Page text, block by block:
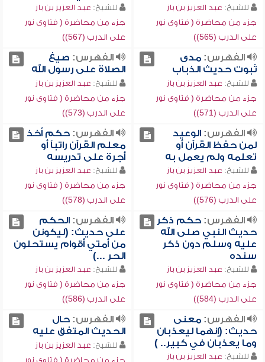
للشيخ: عبد العزيز بن باز
جزء من محاضرة ( فتاوى نور
على الدرب (565))
للشيخ: عبد العزيز بن باز
جزء من محاضرة ( فتاوى نور
على الدرب (567))
الفهرس:مدى
ثبوت حديث الذباب
للشيخ: عبد العزيز بن باز
جزء من محاضرة ( فتاوى نور
على الدرب (571))
الفهرس: صيغ
الصلاة على رسول الله
للشيخ: عبد العزيز بن باز
جزء من محاضرة ( فتاوى نور
على الدرب (573))
الفهرس:الوعيد
لمن حفظ القرآن أو
تعلمه ولم يعمل به
للشيخ: عبد العزيز بن باز
جزء من محاضرة ( فتاوى نور
على الدرب (576))
الفهرس:حكم أخذ
معلم القرآن راتباً أو
أجرة على تدريسه
للشيخ: عبد العزيز بن باز
جزء من محاضرة ( فتاوى نور
على الدرب (578))
الفهرس:حكم ذكر
حديث النبي صلى الله
عليه وسلم دون ذكر
سنده
للشيخ: عبد العزيز بن باز
جزء من محاضرة ( فتاوى نور
على الدرب (584))
الفهرس:الحكم
على حديث: (ليكونن
من أمتي أقوام يستحلون
الحر ...)
للشيخ: عبد العزيز بن باز
جزء من محاضرة ( فتاوى نور
على الدرب (586))
الفهرس:معنى
حديث: (إنهما ليعذبان
وما يعذبان في كبير.. )
للشيخ: عبد العزيز بن باز
الفهرس:حال
الحديث المتفق عليه
للشيخ: عبد العزيز بن باز
جزء من محاضرة ( فتاوى نور